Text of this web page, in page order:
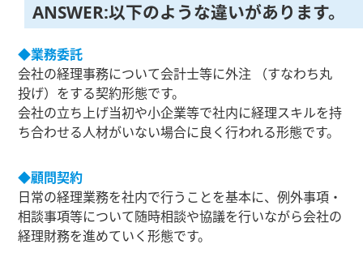
ANSWER:以下のような違いがあります。
◆業務委託
会社の経理事務について会計士等に外注 （すなわち丸
投げ）をする契約形態です。
会社の立ち上げ当初や小企業等で社内に経理スキルを持
ち合わせる人材がいない場合に良く行われる形態です。
◆顧問契約
日常の経理業務を社内で行うことを基本に、例外事項・
相談事項等について随時相談や協議を行いながら会社の
経理財務を進めていく形態です。